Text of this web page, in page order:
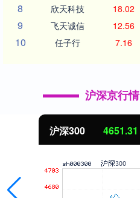
8 欣天科技 18.02
9 飞天诚信 12.56
10 任子行 7.16
沪深京行
沪深300 4651.31 -6.85